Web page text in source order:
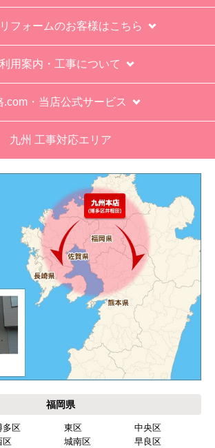
フォームのお客様はこちら
用案内・工事について
.com・当店公式サービス
九州 工事対応エリア
福岡県
多区 東区
中央区
区 城南区
早良区